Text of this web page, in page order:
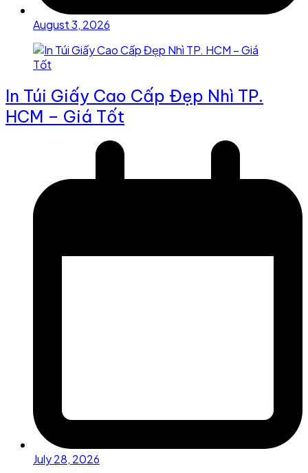
August 3, 2026
In Túi Giấy Cao Cấp Đẹp Nhì TP.
HCM – Giá Tốt
July 28, 2026